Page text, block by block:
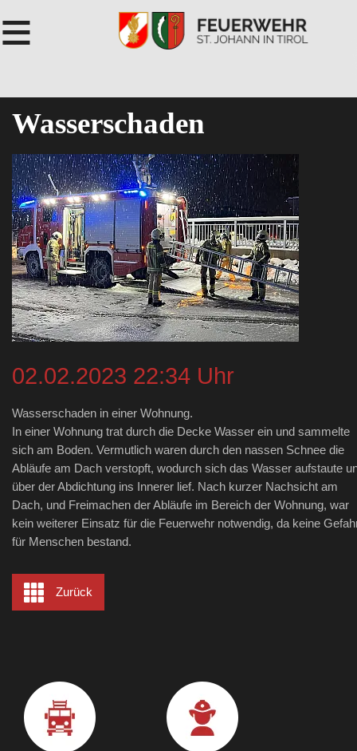
≡
Wasserschaden
02.02.2023 22:34 Uhr
Wasserschaden in einer Wohnung.
In einer Wohnung trat durch die Decke Wasser ein und sammelte
sich am Boden. Vermutlich waren durch den nassen Schnee die
Abläufe am Dach verstopft, wodurch sich das Wasser aufstaute
über der Abdichtung ins Innerer lief. Nach kurzer Nachsicht am
Dach, und Freimachen der Abläufe im Bereich der Wohnung, war
kein weiterer Einsatz für die Feuerwehr notwendig, da keine
für Menschen bestand.
Zurück